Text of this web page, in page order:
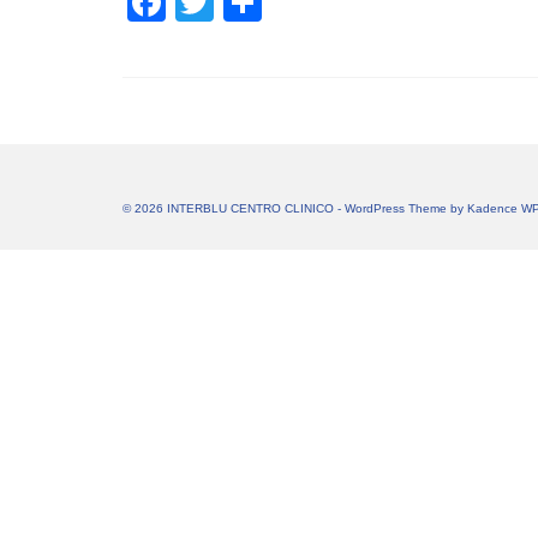
© 2026 INTERBLU CENTRO CLINICO - WordPress Theme by Kadence